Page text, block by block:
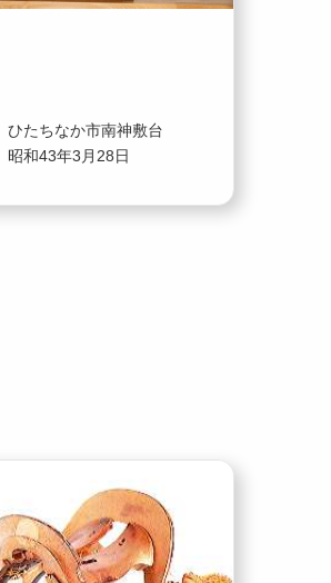
ひたちなか市南神敷台
昭和43年3月28日